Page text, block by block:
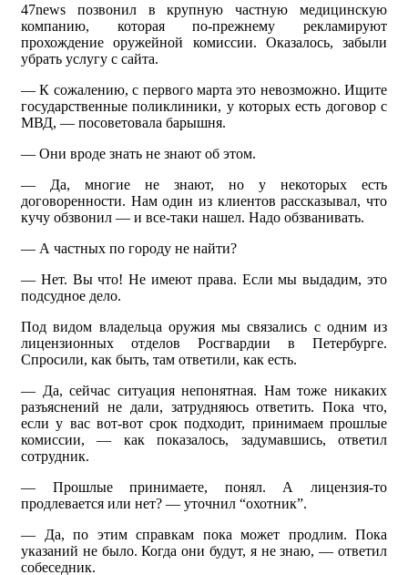
47news позвонил в крупную частную медицинскую
компанию, которая по-прежнему рекламируют
прохождение оружейной комиссии. Оказалось, забыли
убрать услугу с сайта.
— К сожалению, с первого марта это невозможно. Ищите
государственные поликлиники, у которых есть договор с
МВД, — посоветовала барышня.
— Они вроде знать не знают об этом.
— Да, многие не знают, но у некоторых есть
договоренности. Нам один из клиентов рассказывал, что
кучу обзвонил — и все-таки нашел. Надо обзванивать.
— А частных по городу не найти?
— Нет. Вы что! Не имеют права. Если мы выдадим, это
подсудное дело.
Под видом владельца оружия мы связались с одним из
лицензионных отделов Росгвардии в Петербурге.
Спросили, как быть, там ответили, как есть.
— Да, сейчас ситуация непонятная. Нам тоже никаких
разъяснений не дали, затрудняюсь ответить. Пока что,
если у вас вот-вот срок подходит, принимаем прошлые
комиссии, — как показалось, задумавшись, ответил
сотрудник.
— Прошлые принимаете, понял. А лицензия-то
продлевается или нет? — уточнил “охотник”.
— Да, по этим справкам пока может продлим. Пока
указаний не было. Когда они будут, я не знаю, — ответил
собеседник.